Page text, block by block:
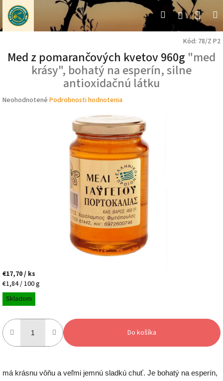
Prejsť
obsah
HľadaťPrihlásenie
Kód: 78/Z P2
Med z pomarančových kvetov 960g "med
krásy", bohatý na esperín, silne
antioxidačnú látku
Priemerné
Neohodnotené Podrobnosti hodnotenia
€17,70/ ks
Jednotková
cena:
€1,84 / 100 g
Skladom
Do košíka
má krásnu vôňu a veľmi jemnú sladkú chuť. Je bohatý na esperín,